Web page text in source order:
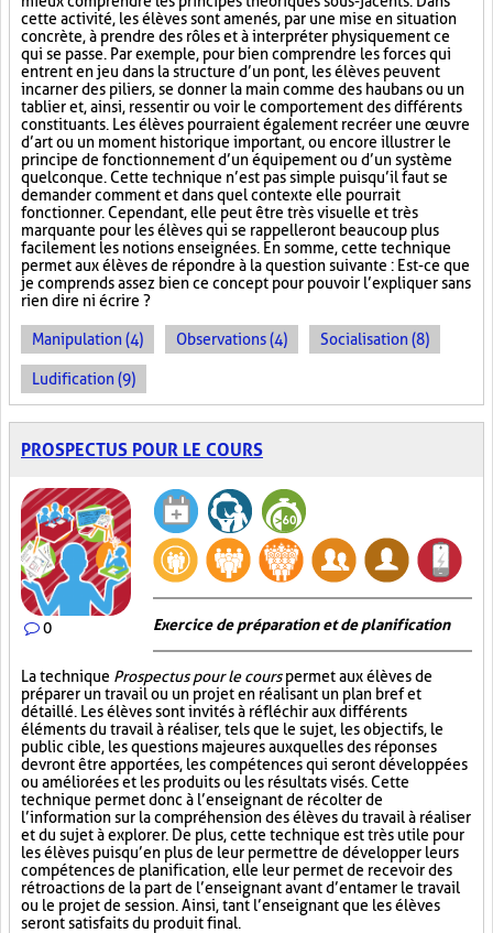
cette activité, les élèves sont amenés, par une mise en situation
concrète, à prendre des rôles et à interpréter physiquement ce
qui se passe. Par exemple, pour bien comprendre les forces qui
entrent en jeu dans la structure d’un pont, les élèves peuvent
incarner des piliers, se donner la main comme des haubans ou un
tablier et, ainsi, ressentir ou voir le comportement des différents
constituants. Les élèves pourraient également recréer une œuvre
d’art ou un moment historique important, ou encore illustrer le
principe de fonctionnement d’un équipement ou d’un système
quelconque. Cette technique n’est pas simple puisqu’il faut se
demander comment et dans quel contexte elle pourrait
fonctionner. Cependant, elle peut être très visuelle et très
marquante pour les élèves qui se rappelleront beaucoup plus
facilement les notions enseignées. En somme, cette technique
permet aux élèves de répondre à la question suivante : Est-ce que
je comprends assez bien ce concept pour pouvoir l’expliquer sans
rien dire ni écrire ?
Manipulation (4) Observations (4) Socialisation (8)
Ludification (9)
PROSPECTUS POUR LE COURS
0 Exercice de préparation et de planification
La technique Prospectus pour le courspermet aux élèves de
préparer un travail ou un projet en réalisant un plan bref et
détaillé. Les élèves sont invités à réfléchir aux différents
éléments du travail à réaliser, tels que le sujet, les objectifs, le
public cible, les questions majeures auxquelles des réponses
devront être apportées, les compétences qui seront développées
ou améliorées et les produits ou les résultats visés. Cette
technique permet donc à l’enseignant de récolter de
l’information sur la compréhension des élèves du travail à réaliser
et du sujet à explorer. De plus, cette technique est très utile pour
les élèves puisqu’en plus de leur permettre de développer leurs
compétences de planification, elle leur permet de recevoir des
rétroactions de la part de l’enseignant avant d’entamer le travail
ou le projet de session. Ainsi, tant l’enseignant que les élèves
seront satisfaits du produit final.